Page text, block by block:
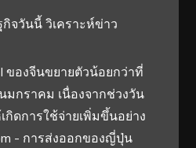
กิจวันนี้ วิเคราะห์ข่าว
ของจีนขยายตัวน้อยกว่าที่
มกราคม เนื่องจากช่วงวัน
ดการใช้จ่ายเพิ่มขึ้นอย่าง
- การส่งออกของญี่ปุ่น